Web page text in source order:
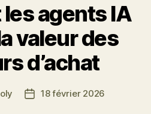
agents IA
valeur des
d’achat
Date18 février 2026